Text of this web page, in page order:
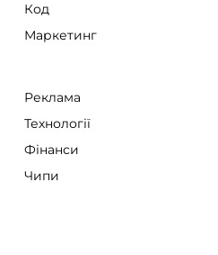
Код
Маркетинг
Реклама
Технології
Фінанси
Чипи